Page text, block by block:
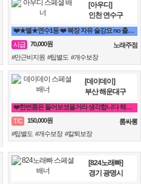
[아우디]
인천 연수구
❤️★별★연수1등 ❤️ 복장 자유 술강요 no 출퇴근 가능❤️
시급
70,000원
노래주점
#만근비지원 #팁별도 #개수보장
[데이데이]
부산 해운대구
❤️한번쯤은 들어보셨을거라 생각합니다 해운대 하면 퀄리티 입니다❤️
T/C
150,000원
룸싸롱
#팁별도 #개수보장 #칼퇴보장
[824노래빠]
경기 광명시